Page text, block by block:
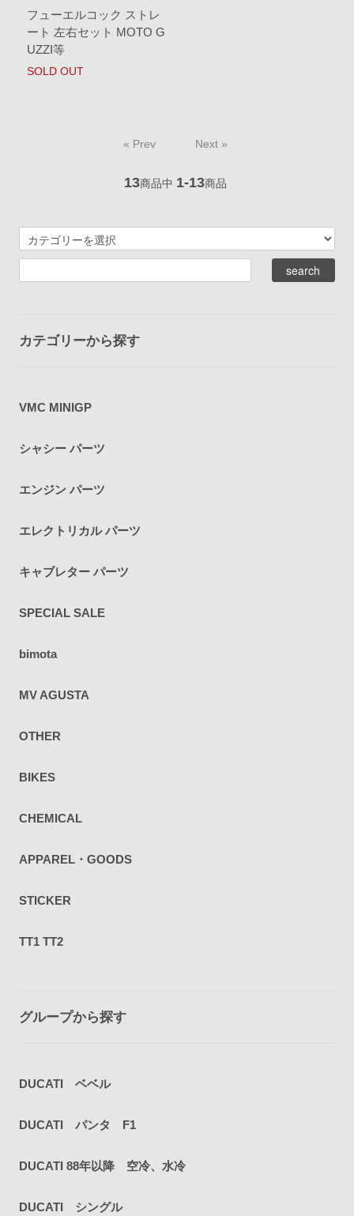
フューエルコック ストレ
ート 左右セット MOTO G
UZZI等
SOLD OUT
« Prev Next »
13商品中 1-13商品
カテゴリーから探す
VMC MINIGP
シャシー パーツ
エンジン パーツ
エレクトリカル パーツ
キャブレター パーツ
SPECIAL SALE
bimota
MV AGUSTA
OTHER
BIKES
CHEMICAL
APPAREL・GOODS
STICKER
TT1 TT2
グループから探す
DUCATI ベベル
DUCATI パンタ F1
DUCATI 88年以降 空冷、水冷
DUCATI シングル